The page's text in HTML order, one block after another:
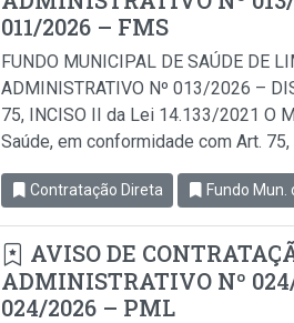
011/2026 – FMS
FUNDO MUNICIPAL DE SAÚDE DE
ADMINISTRATIVO Nº 013/2026 –
75, INCISO II da Lei 14.133/2021 O
Saúde, em conformidade com Art.
Contratação Direta Fundo Mun.
AVISO DE
ADMINISTRATIVO Nº
024/2026 – PML